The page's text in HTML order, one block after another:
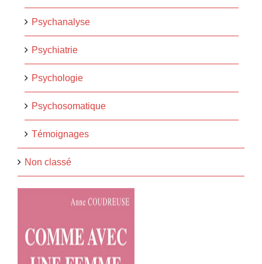
Psychanalyse
Psychiatrie
Psychologie
Psychosomatique
Témoignages
Non classé